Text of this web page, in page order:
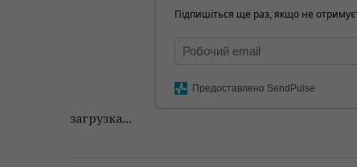
Підпишіться ще раз, якщо не
Предоставлено SendPulse
загрузка...